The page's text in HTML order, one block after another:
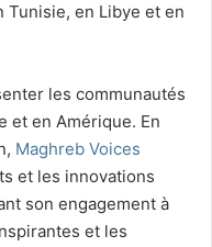
Tunisie, en Libye et en
les communautés
et en Amérique. En
Maghreb Voices
et les innovations
son engagement à
et les